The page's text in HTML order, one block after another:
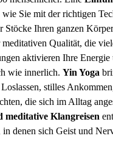
wie Sie mit der richtigen
Stöcke Ihren ganzen
Qualität, die
aktivieren Ihre Energie
wie innerlich. Yin Yoga
stilles
die sich im Alltag
meditative Klangreisen
denen sich Geist und